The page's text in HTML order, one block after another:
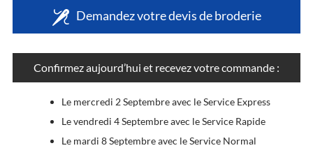
Demandez votre devis de broderie
Confirmez aujourd’hui et recevez votre commande :
Le mercredi 2 Septembre avec le Service Express
Le vendredi 4 Septembre avec le Service Rapide
Le mardi 8 Septembre avec le Service Normal